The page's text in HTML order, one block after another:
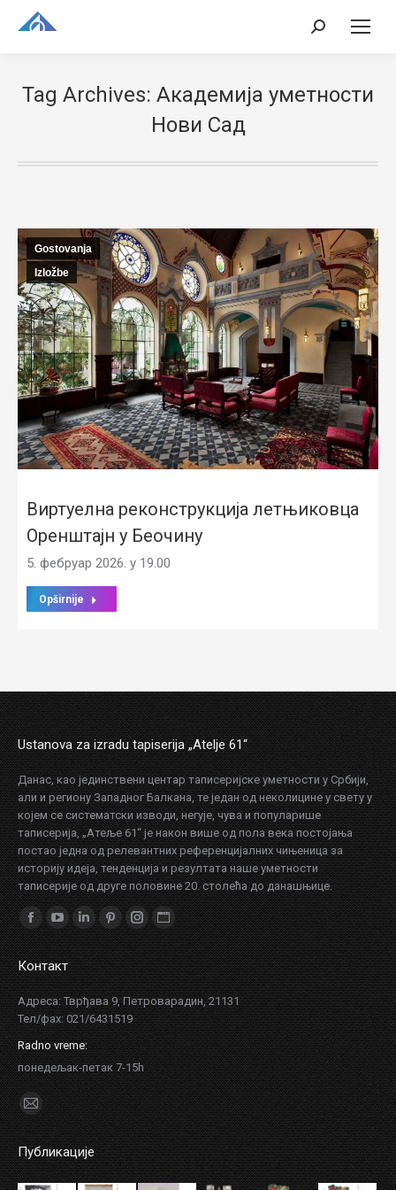
Search:
Tag Archives: Академија уметности
Нови Сад
Gostovanja
Izložbe
Виртуелна реконструкција летњиковца
Оренштајн у Беочину
5. фебруар 2026. у 19.00
Opširnije
Ustanova za izradu tapiserija „Atelje 61“
Данас, као јединствени центар таписеријске уметности у Србији,
али и региону Западног Балкана, те један од неколицине у свету у
којем се систематски изводи, негује, чува и популарише
таписерија, „Атеље 61“ је након више од пола века постојања
постао једна од релевантних референцијалних чињеница за
историју идеја, тенденција и резултата наше уметности
таписерије од друге половине 20. столећа до данашњице.
Find us on:
Facebook
page
opens
in
new
window
YouTube
page
opens
in
new
window
Linkedin
page
opens
in
new
window
Pinterest
page
opens
in
new
window
Instagram
page
opens
in
new
window
Website
page
opens
in
new
window
Контакт
Адреса: Тврђава 9, Петроварадин, 21131
Тел/фаx: 021/6431519
Radno vreme:
понедељак-петак 7-15h
Find us on:
Mail
page
opens
in
Публикације